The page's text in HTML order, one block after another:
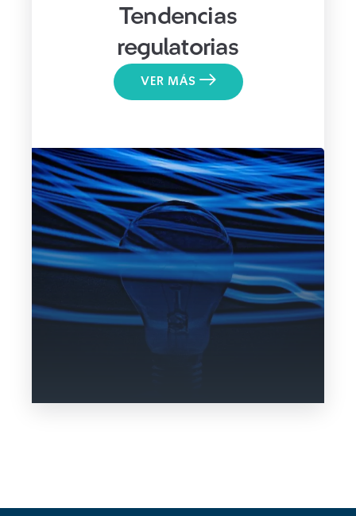
Tendencias
regulatorias
VER MÁS